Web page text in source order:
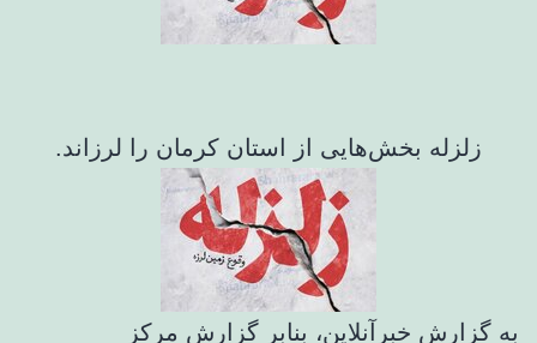
زلزله بخش‌هایی از استان کرمان را لرزاند.
به گزارش خبرآنلاین، بنابر گزارش مرکز